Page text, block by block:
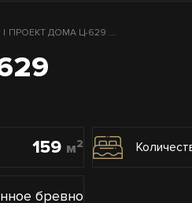
| ПРОЕКТ ДОМА Ц-629 ...
159 м2
бревно